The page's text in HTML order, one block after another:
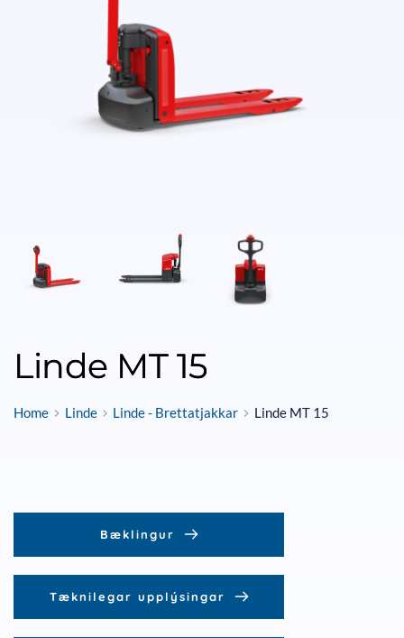
Linde MT 15
Home Linde Linde - Brettatjakkar Linde MT 15
Bæklingur
Tæknilegar upplýsingar